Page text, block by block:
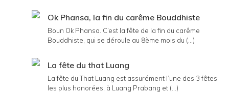
Ok Phansa, la fin du carême Bouddhiste
Boun Ok Phansa. C’est la fête de la fin du carême
Bouddhiste, qui se déroule au 8ème mois du (...)
La fête du that Luang
La fête du That Luang est assurément l’une des 3 fêtes
les plus honorées, à Luang Prabang et (...)